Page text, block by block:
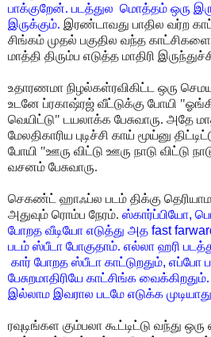
பாக்குறேன். படத்துல மொத்தம் ஒரு
இருக்கும். இரண்டாவது பாதில வர்ற
சிங்கம் முதல் பகுதில வந்த
மாத்தி திரும்ப எடுத்த மாதிரி
உதாரணமா நிழல்கள்ரவிகிட்ட ஒரு
உடனே ப்ரகாஷ்ரஜ் வீட்டுக்கு போயி
வெயிட்டு" டயலாக்க பேசுவாரு. அதே
மேலதிகாரிய புடிச்சி காய் மூய்னு
போயி "ஊரு விட்டு ஊரு நாடு விட்டு
வசனம் பேசுவாரு.
செகண்ட் ஹாஃப்ல படம் திக்கு
அதுவும் ரொம்ப நேரம். ஸ்கார்ப்பியோ,
போறத வீடியோ எடுத்து அத fast
படம் ஸ்பீடா போகுதாம். எல்லா ஹரி
கார் போறத ஸ்பீடா காட்டுறதும், எப்போ
பேசுறமாதிரியே காட்சிங்க வைக்கிறதும்.
இல்லாம இவரால படமே எடுக்க முடியாது
ரவுடிங்கள கும்பலா கூட்டிட்டு வந்து ஒரு